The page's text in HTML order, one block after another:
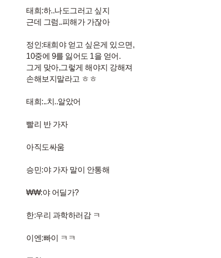
태희:하..나도그러고 싶지
근데 그럼..피해가 가잖아
정인:태희야 얻고 싶은게 있으면,
10중에 9를 잃어도 1을 얻어.
그게 맞아,그렇게 해야지 강해져
손해보지말라고 ㅎㅎ
태희:..치..알았어
빨리 반 가자
아직도싸움
승민:야 가자 말이 안통해
₩₩:야 어딜가?
한:우리 과학하러감 ㅋ
이엔:빠이 ㅋㅋ